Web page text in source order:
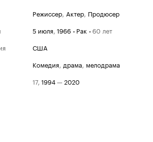
Режиссер, Актер, Продюсер
5 июля, 1966 • Рак • 60 лет
США
комедия, драма, мелодрама
17, 1994— 2020